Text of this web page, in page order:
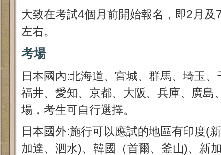
大致在考試4個月前開始報名，即2月及
左右。
考場
日本國內:北海道、宮城、群馬、埼玉
福井、愛知、京都、大阪、兵庫、廣島
場，考生可自行選擇。
日本國外:施行可以應試的地區有印度(
加達、泗水)、韓國（首爾、釜山)、新